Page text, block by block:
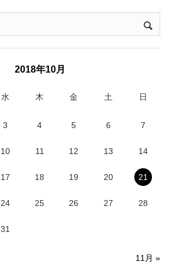
2018年10月
水 木 金 土 日
3 4 5 6 7
10 11 12 13 14
17 18 19 20 21
24 25 26 27 28
31
11月 »